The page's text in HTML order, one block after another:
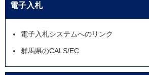
電子入札
電子入札システムへのリンク
群馬県のCALS/EC